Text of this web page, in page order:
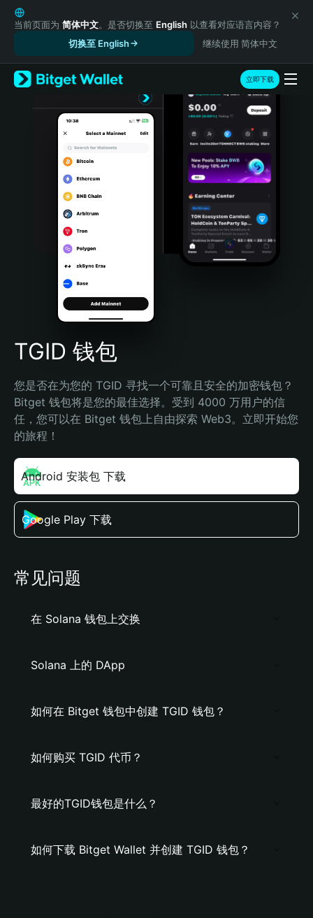
English
日本語
Русский
Español (Latinoamérica)
Türkçe
Português (Portugal)
Bahasa Indonesia
Português (Brasil)
Español (Argentina)
当前页面为 简体中文。是否切换至 English 以查看对应语言内容？
切换至 English
继续使用 简体中文
立即下载
TGID 钱包
您是否在为您的 TGID 寻找一个可靠且安全的加密钱包？
Bitget 钱包将是您的最佳选择。受到 4000 万用户的信
任，您可以在 Bitget 钱包上自由探索 Web3。立即开始您
的旅程！
Android 安装包 下载
Google Play 下载
常见问题
在 Solana 钱包上交换
Solana 上的 DApp
如何在 Bitget 钱包中创建 TGID 钱包？
如何购买 TGID 代币？
最好的TGID钱包是什么？
如何下载 Bitget Wallet 并创建 TGID 钱包？